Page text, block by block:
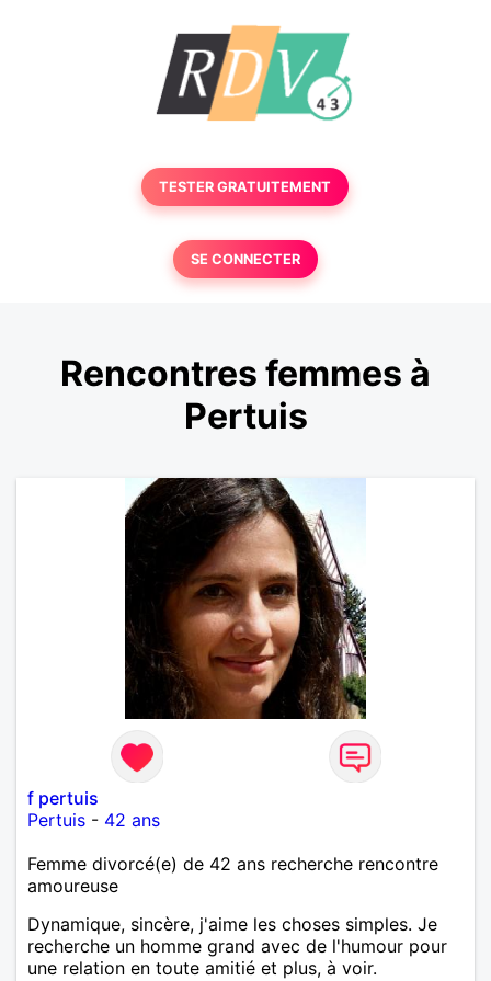
TESTER GRATUITEMENT
SE CONNECTER
Rencontres femmes à
Pertuis
f pertuis
Pertuis - 42 ans
Femme divorcé(e) de 42 ans recherche rencontre
amoureuse
Dynamique, sincère, j'aime les choses simples. Je
recherche un homme grand avec de l'humour pour
une relation en toute amitié et plus, à voir.